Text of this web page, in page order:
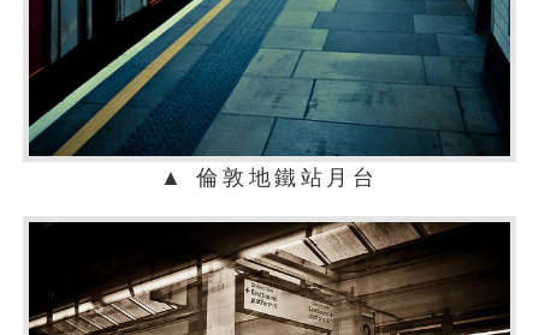
▲ 倫敦地鐵站月台